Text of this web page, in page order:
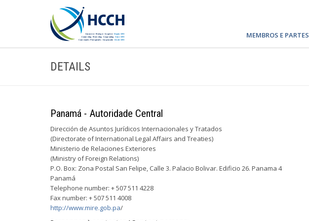
MEMBROS E PARTES
DETAILS
Panamá - Autoridade Central
Dirección de Asuntos Jurídicos Internacionales y Tratados
(Directorate of International Legal Affairs and Treaties)
Ministerio de Relaciones Exteriores
(Ministry of Foreign Relations)
P.O. Box: Zona Postal San Felipe, Calle 3. Palacio Bolivar. Edificio 26. Panama 4
Panamá
Telephone number: + 507 511 4228
Fax number: + 507 511 4008
http://www.mire.gob.pa/